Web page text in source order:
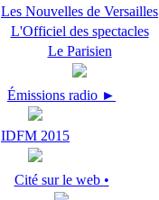
Les Nouvelles de Versailles
L'Officiel des spectacles
Le Parisien
Émissions radio ►
IDFM 2015
Cité sur le web •